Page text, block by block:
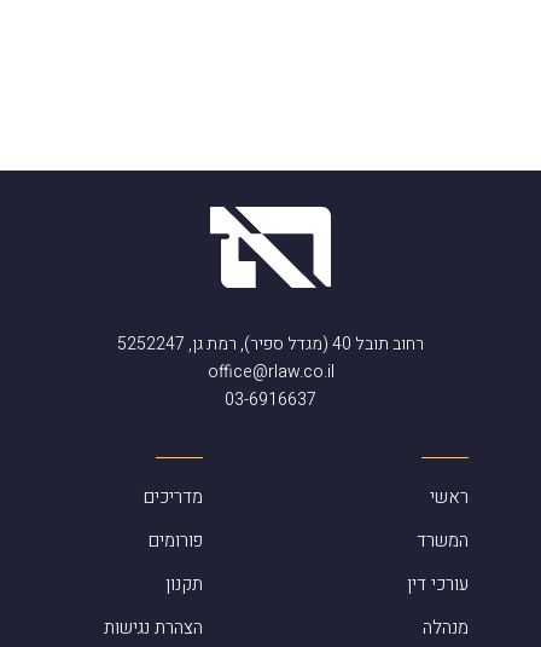
רחוב תובל 40 (מגדל ספיר), רמת גן, 5252247
office@rlaw.co.il
03-6916637
ראשי
המשרד
עורכי דין
מנהלה
מדריכים
פורומים
תקנון
הצהרת נגישות